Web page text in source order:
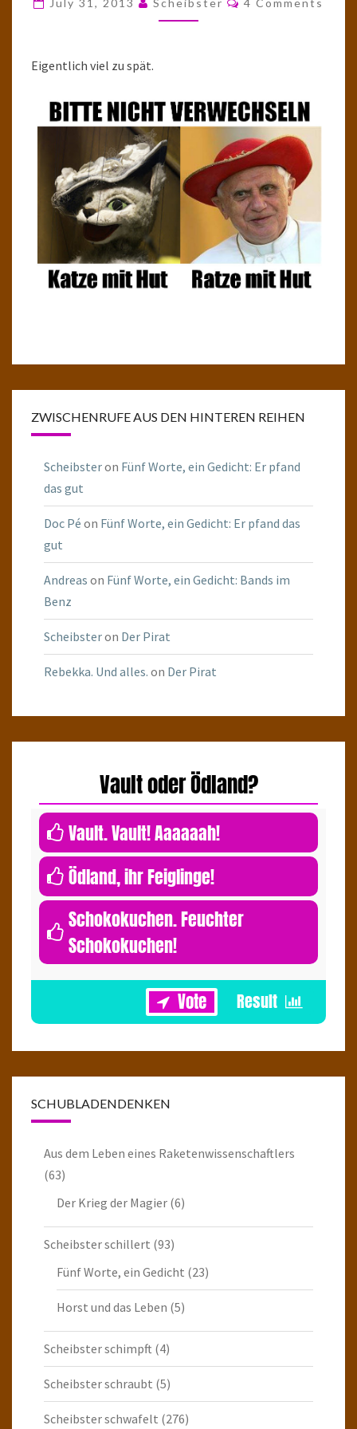
July 31, 2013 Scheibster 4 Comments
Eigentlich viel zu spät.
ZWISCHENRUFE AUS DEN HINTEREN REIHEN
Scheibsteron Fünf Worte, ein Gedicht: Er pfand
das gut
Doc Pé on Fünf Worte, ein Gedicht: Er pfand das
gut
Andreas on Fünf Worte, ein Gedicht: Bands im
Benz
Scheibsteron Der Pirat
Rebekka. Und alles. on Der Pirat
Vault oder Ödland?
Vault. Vault! Aaaaaah!
Ödland, ihr Feiglinge!
Schokokuchen. Feuchter
Schokokuchen!
SCHUBLADENDENKEN
Aus dem Leben eines Raketenwissenschaftlers
(63)
Der Krieg der Magier (6)
Scheibster schillert (93)
Fünf Worte, ein Gedicht (23)
Horst und das Leben (5)
Scheibster schimpft (4)
Scheibster schraubt (5)
Scheibster schwafelt (276)